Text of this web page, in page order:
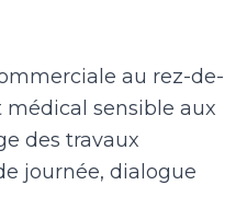
au rez-de-
médical sensible aux
des travaux
journée, dialogue